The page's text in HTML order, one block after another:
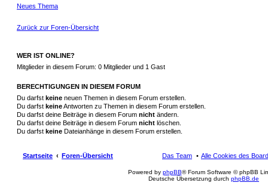
Neues Thema
Zurück zur Foren-Übersicht
WER IST ONLINE?
Mitglieder in diesem Forum: 0 Mitglieder und 1 Gast
BERECHTIGUNGEN IN DIESEM FORUM
Du darfst keine neuen Themen in diesem Forum erstellen.
Du darfst keineAntworten zu Themen in diesem Forum erstellen.
Du darfst deine Beiträge in diesem Forum nicht ändern.
Du darfst deine Beiträge in diesem Forum nicht löschen.
Du darfst keine Dateianhänge in diesem Forum erstellen.
Startseite Foren-Übersicht Alle Cookies des
Das Team
Powered by phpBB® Forum Software © phpBB
Deutsche Übersetzung durch phpBB.de